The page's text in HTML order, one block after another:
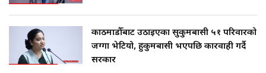
काठमाडौँबाट उठाइएका सुकुमबासी ५१ परिवारको
जग्गा भेटियो, हुकुमबासी भएपछि कारवाही गर्दै
सरकार